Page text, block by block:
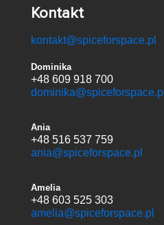
Kontakt
kontakt@spiceforspace.pl
Dominika
+48 609 918 700
dominika@spiceforspace.pl
Ania
+48 516 537 759
ania@spiceforspace.pl
Amelia
+48 603 525 303
amelia@spiceforspace.pl